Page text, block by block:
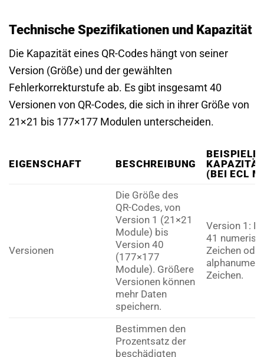
Technische Spezifikationen und Kapazität
Die Kapazität eines QR-Codes hängt von seiner
Version (Größe) und der gewählten
Fehlerkorrekturstufe ab. Es gibt insgesamt 40
Versionen von QR-Codes, die sich in ihrer Größe von
21×21 bis 177×177 Modulen unterscheiden.
EIGENSCHAFT BESCHREIBUNG
BEISPIELE
(BEI ECL
Versionen
Die Größe des
QR-Codes, von
Version 1 (21×21
Module) bis
Version 40
(177×177
Module). Größere
Versionen können
mehr Daten
speichern.
Version 1:
41
Zeichen
Zeichen.
Bestimmen den
Prozentsatz der
beschädigten